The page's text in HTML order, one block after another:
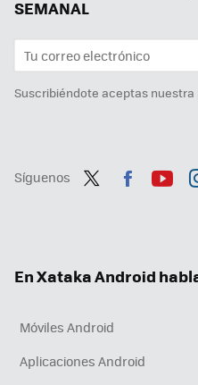
SEMANAL
Suscribiéndote aceptas nuestra
Síguenos
En Xataka Android
Móviles Android
Aplicaciones Android